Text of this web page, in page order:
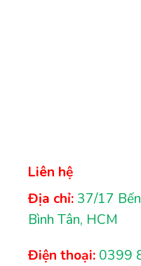
Liên hệ
Địa chỉ: 37/17
Bình Tân, HCM
Điện thoại: 0399